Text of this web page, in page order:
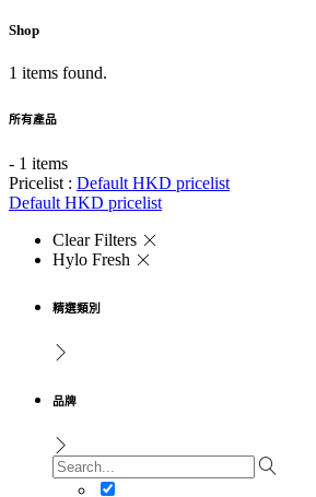
Shop
1 items found.
所有產品
- 1 items
Pricelist : Default HKD pricelist
Default HKD pricelist
Clear Filters
Hylo Fresh
精選類別
品牌